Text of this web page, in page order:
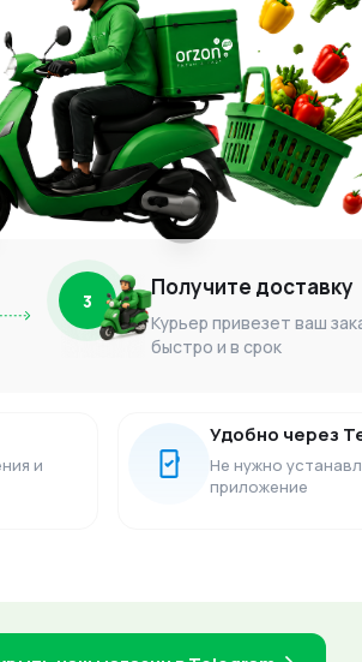
3 Получите доставку
Курьер привезет ваш
быстро и в срок
и
Удобно через
Не нужно
приложение